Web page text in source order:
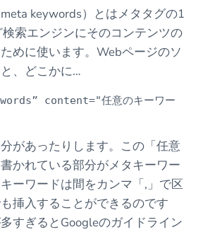
keywords）とはメタタグの1
索エンジンにそのコンテンツの
めに使います。Webページのソ
、どこかに…
content="任意のキーワー
があったりします。この「任意
かれている部分がメタキーワー
ーワードは間をカンマ「,」で区
挿入することができるのです
すぎるとGoogleのガイドライン